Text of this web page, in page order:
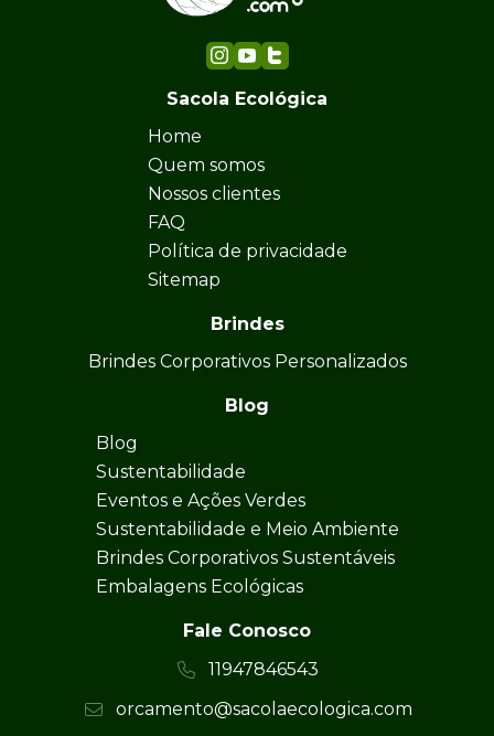
Sacola Ecológica
Home
Quem somos
Nossos clientes
FAQ
Política de privacidade
Sitemap
Brindes
Brindes Corporativos Personalizados
Blog
Blog
Sustentabilidade
Eventos e Ações Verdes
Sustentabilidade e Meio Ambiente
Brindes Corporativos Sustentáveis
Embalagens Ecológicas
Fale Conosco
11947846543
orcamento@sacolaecologica.com